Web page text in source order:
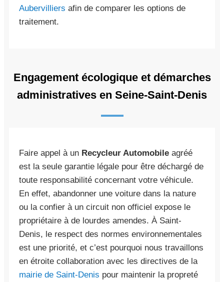
Aubervilliers afin de comparer les options de
traitement.
Engagement écologique et démarches
administratives en Seine-Saint-Denis
Faire appel à un Recycleur Automobile agréé
est la seule garantie légale pour être déchargé de
toute responsabilité concernant votre véhicule.
En effet, abandonner une voiture dans la nature
ou la confier à un circuit non officiel expose le
propriétaire à de lourdes amendes. À Saint-
Denis, le respect des normes environnementales
est une priorité, et c’est pourquoi nous travaillons
en étroite collaboration avec les directives de la
mairie de Saint-Denis pour maintenir la propreté